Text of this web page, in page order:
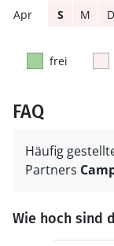
S M D
frei
FAQ
Häufig
Partners
Wie hoch sind